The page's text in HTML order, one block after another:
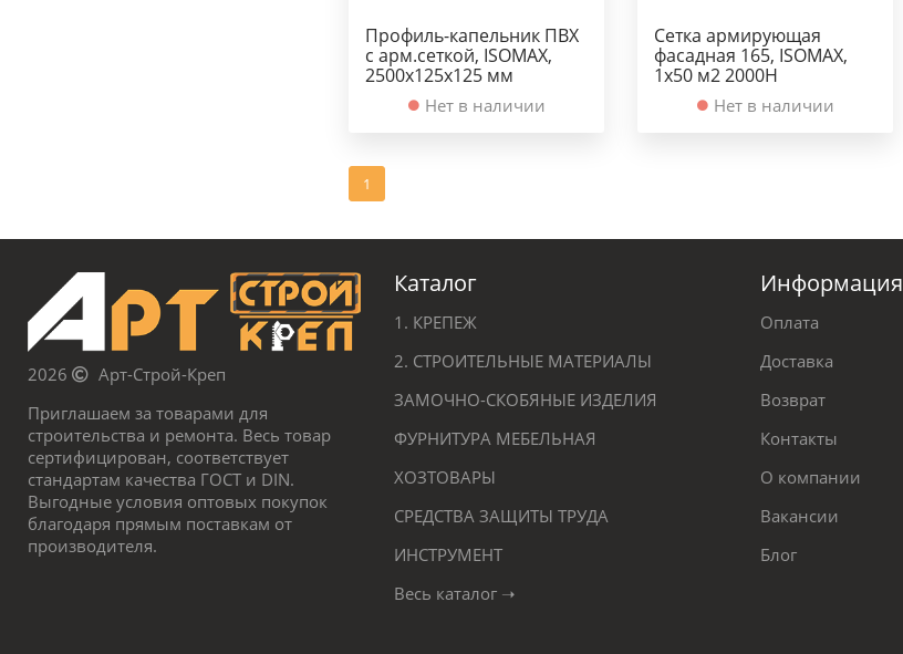
Профиль-капельник ПВХ
с арм.сеткой, ISOMAX,
2500х125х125 мм
Нет в наличии
Сетка армирующая
фасадная 165, ISOMAX,
1х50 м2 2000Н
Нет в наличии
1
2026
Арт-Строй-Креп
Приглашаем за товарами для
строительства и ремонта. Весь товар
сертифицирован, соответствует
стандартам качества ГОСТ и DIN.
Выгодные условия оптовых покупок
благодаря прямым поставкам от
производителя.
Каталог
1. КРЕПЕЖ
2. СТРОИТЕЛЬНЫЕ МАТЕРИАЛЫ
ЗАМОЧНО-СКОБЯНЫЕ ИЗДЕЛИЯ
ФУРНИТУРА МЕБЕЛЬНАЯ
ХОЗТОВАРЫ
СРЕДСТВА ЗАЩИТЫ ТРУДА
ИНСТРУМЕНТ
Весь каталог ➝
Информация
Оплата
Доставка
Возврат
Контакты
О компании
Вакансии
Блог